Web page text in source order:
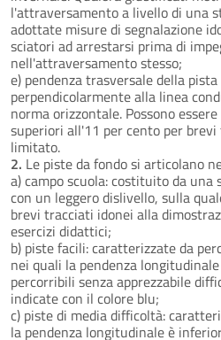
l'attraversamento a livello di una
adottate misure di segnalazione
sciatori ad arrestarsi prima di
nell'attraversamento stesso;
e) pendenza trasversale della
perpendicolarmente alla linea
norma orizzontale. Possono
superiori all'11 per cento per
limitato.
2. Le piste da fondo si articolano
a) campo scuola: costituito da
con un leggero dislivello, sulla
brevi tracciati idonei alla
esercizi didattici;
b) piste facili: caratterizzate da
nei quali la pendenza
percorribili senza apprezzabile
indicate con il colore blu;
c) piste di media difficoltà:
la pendenza longitudinale è